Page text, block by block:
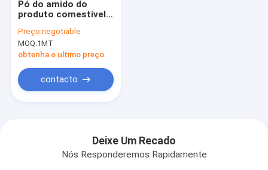
Pó do amido do
produto comestível
Wheat Gluten
superior amarelo
Preço:negotiable
MOQ:1MT
obtenha o ultimo preço
contacto
Deixe Um Recado
Nós Responderemos Rapidamente